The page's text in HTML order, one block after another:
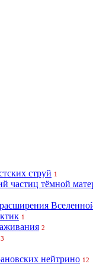
струй 1
частиц тёмной
1
2
3
нейтрино 12